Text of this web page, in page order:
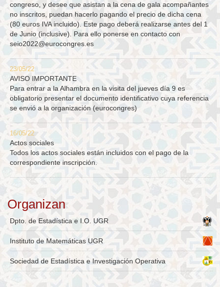
congreso, y desee que asistan a la cena de gala acompañantes
no inscritos, puedan hacerlo pagando el precio de dicha cena
(80 euros IVA incluido). Este pago deberá realizarse antes del 1
de Junio (inclusive). Para ello ponerse en contacto con
seio2022@eurocongres.es
23/05/22
AVISO IMPORTANTE
Para entrar a la Alhambra en la visita del jueves día 9 es
obligatorio presentar el documento identificativo cuya referencia
se envió a la organización (eurocongres)
16/05/22
Actos sociales
Todos los actos sociales están incluidos con el pago de la
correspondiente inscripción.
Organizan
Dpto. de Estadística e I.O. UGR
Instituto de Matemáticas UGR
Sociedad de Estadística e Investigación Operativa